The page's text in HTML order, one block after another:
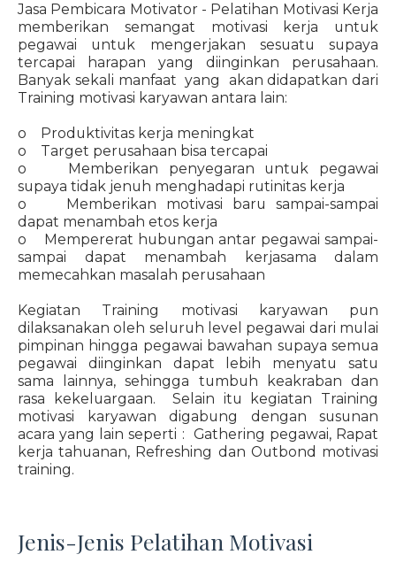
Jasa Pembicara Motivator - Pelatihan Motivasi Kerja
memberikan semangat motivasi kerja untuk
pegawai untuk mengerjakan sesuatu supaya
tercapai harapan yang diinginkan perusahaan.
Banyak sekali manfaat yang akan didapatkan dari
Training motivasi karyawan antara lain:
o Produktivitas kerja meningkat
o Target perusahaan bisa tercapai
o Memberikan penyegaran untuk pegawai
supaya tidak jenuh menghadapi rutinitas kerja
o Memberikan motivasi baru sampai-sampai
dapat menambah etos kerja
o Mempererat hubungan antar pegawai sampai-
sampai dapat menambah kerjasama dalam
memecahkan masalah perusahaan
Kegiatan Training motivasi karyawan pun
dilaksanakan oleh seluruh level pegawai dari mulai
pimpinan hingga pegawai bawahan supaya semua
pegawai diinginkan dapat lebih menyatu satu
sama lainnya, sehingga tumbuh keakraban dan
rasa kekeluargaan. Selain itu kegiatan Training
motivasi karyawan digabung dengan susunan
acara yang lain seperti : Gathering pegawai, Rapat
kerja tahuanan, Refreshing dan Outbond motivasi
training.
Jenis-Jenis Pelatihan Motivasi